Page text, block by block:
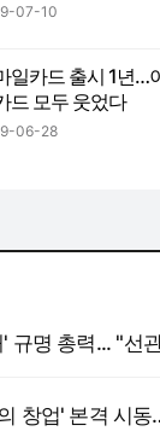
07-10
일카드 출시 1년…
드 모두 웃었다
06-28